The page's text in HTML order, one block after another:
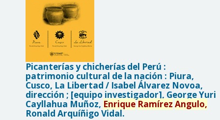
Picanterías y chicherías del Perú :
patrimonio cultural de la nación : Piura,
Cusco, La Libertad / Isabel Álvarez Novoa,
dirección ; [equipo investigador], George Yuri
Cayllahua Muñoz, Enrique Ramírez Angulo,
Ronald Arquíñigo Vidal.